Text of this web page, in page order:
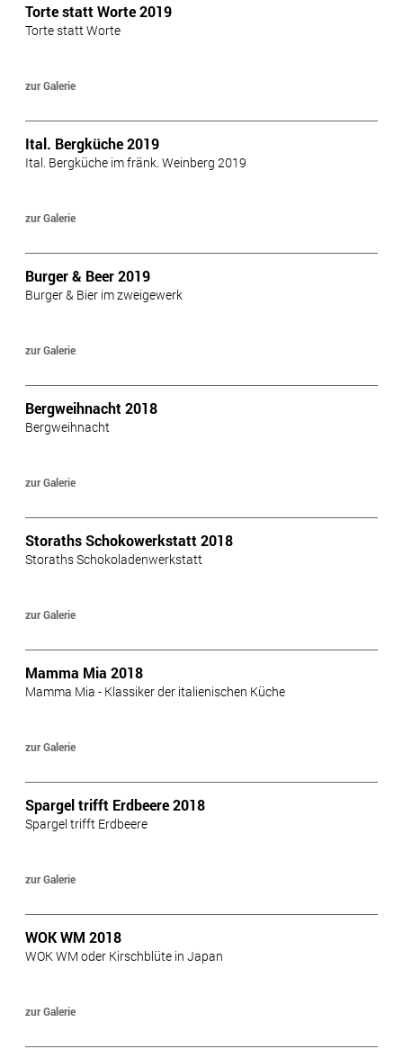
Torte statt Worte 2019
Torte statt Worte
zur Galerie
Ital. Bergküche 2019
Ital. Bergküche im fränk. Weinberg 2019
zur Galerie
Burger & Beer 2019
Burger & Bier im zweigewerk
zur Galerie
Bergweihnacht 2018
Bergweihnacht
zur Galerie
Storaths Schokowerkstatt 2018
Storaths Schokoladenwerkstatt
zur Galerie
Mamma Mia 2018
Mamma Mia - Klassiker der italienischen Küche
zur Galerie
Spargel trifft Erdbeere 2018
Spargel trifft Erdbeere
zur Galerie
WOK WM 2018
WOK WM oder Kirschblüte in Japan
zur Galerie